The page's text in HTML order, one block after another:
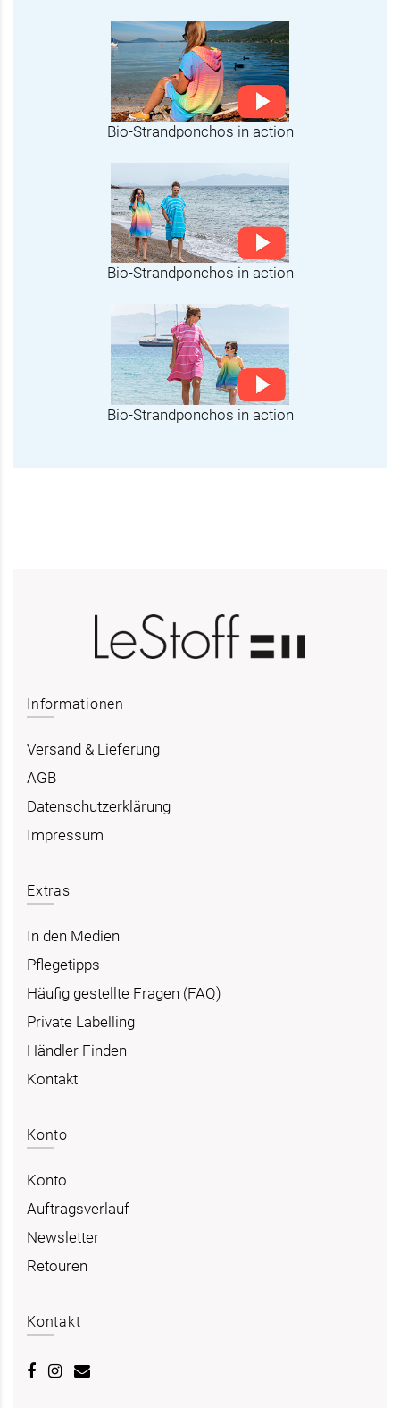
Bio-Strandponchos in action
Bio-Strandponchos in action
Bio-Strandponchos in action
Informationen
Versand & Lieferung
AGB
Datenschutzerklärung
Impressum
Extras
In den Medien
Pflegetipps
Häufig gestellte Fragen (FAQ)
Private Labelling
Händler Finden
Kontakt
Konto
Konto
Auftragsverlauf
Newsletter
Retouren
Kontakt